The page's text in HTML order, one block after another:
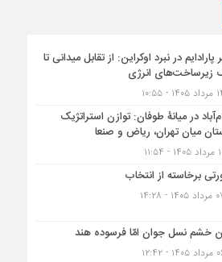
پارادایم در نبرد اوکراین: از تقابل میدانی تا
زیرساخت‌های انرژی
در میانۀ طوفان: توازن استراتژیک
میان تهران، ریاض و صنعا
برخاسته از انتخاب
خشم نسل جوان امّا فرسوده هند